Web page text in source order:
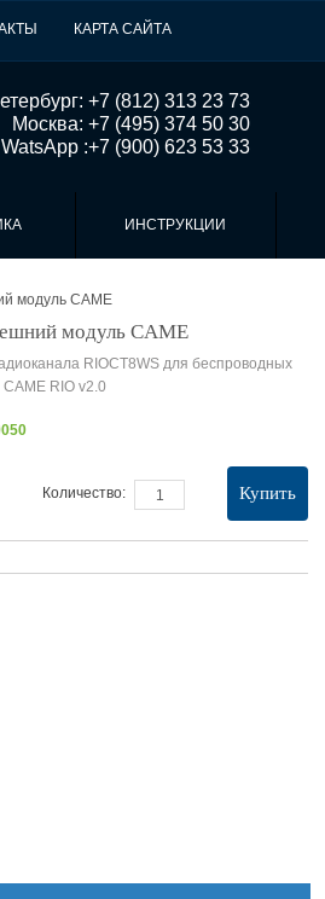
Москва: +7 (495) 374 50 30
:+7 (900) 623 53 33
КАРТА САЙТА
ИНСТРУКЦИИ
модуль CAME
модуль CAME
RIOCT8WS для беспроводных
RIO v2.0
Купить
Количество: